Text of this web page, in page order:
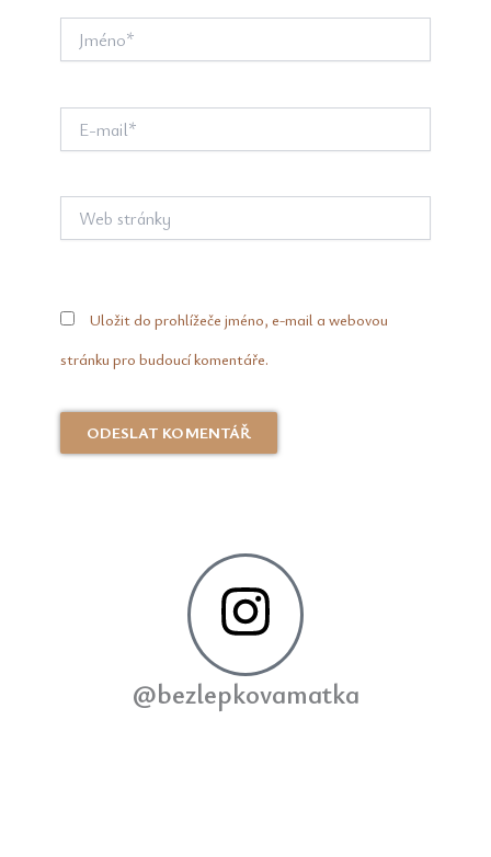
mail*
stránky
Uložit do prohlížeče jméno, e-mail a webovou
stránku pro budoucí komentáře.
@bezlepkovamatka